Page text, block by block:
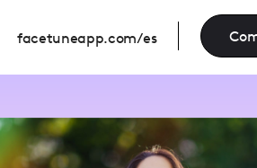
facetuneapp.com/es